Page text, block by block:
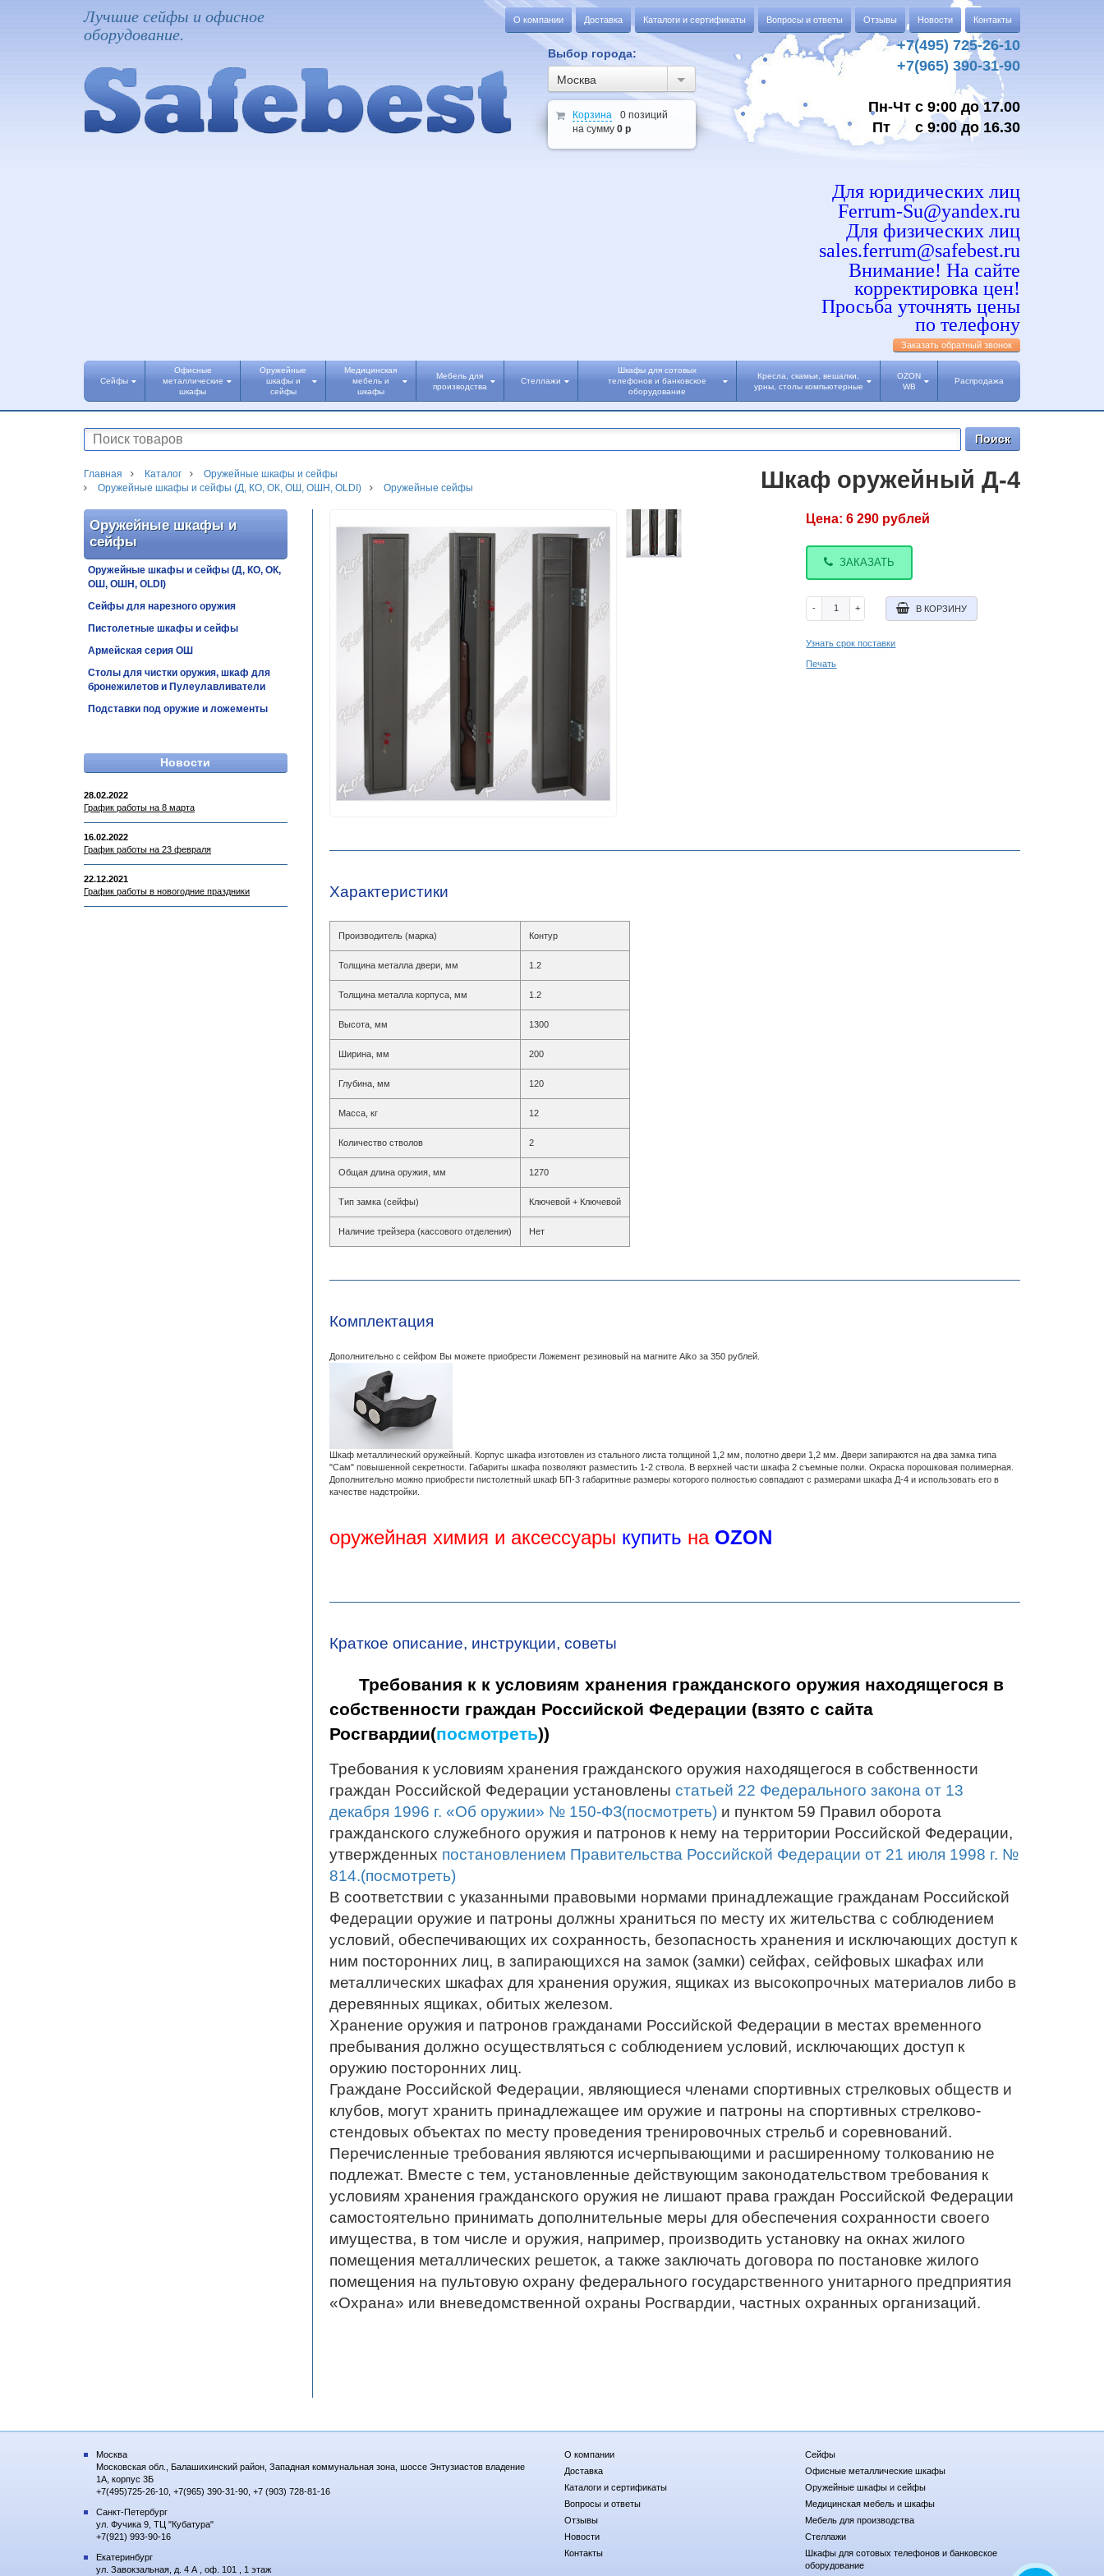
Лучшие сейфы и офисное
оборудование.
О компании Доставка Каталоги и сертификаты Вопросы и ответы Отзывы Новости Контакты
Выбор города:
Москва
Корзина
0 позиций
на сумму 0 р
+7(495) 725-26-10
+7(965) 390-31-90
Пн-Чт с 9:00 до 17.00
Пт с 9:00 до 16.30
Для юридических лиц
Ferrum-Su@yandex.ru
Для физических лиц
sales.ferrum@safebest.ru
Внимание! На сайте
корректировка цен!
Просьба уточнять цены
по телефону
Заказать обратный звонок
Сейфы
Офисные
металлические
шкафы
Оружейные
шкафы и
сейфы
Медицинская
мебель и
шкафы
Мебель для
производства
Стеллажи
Шкафы для сотовых
телефонов и банковское
оборудование
Кресла, скамьи, вешалки,
урны, столы компьютерные
OZON
WB
Распродажа
Главная Каталог
Оружейные шкафы и сейфы
Оружейные шкафы и сейфы (Д, КО, ОК, ОШ, ОШН, OLDI)
Оружейные сейфы Шкаф оружейный Д-4
Оружейные шкафы и
сейфы
Оружейные шкафы и сейфы (Д, КО, ОК,
ОШ, ОШН, OLDI)
Сейфы для нарезного оружия
Пистолетные шкафы и сейфы
Армейская серия ОШ
Столы для чистки оружия, шкаф для
бронежилетов и Пулеулавливатели
Подставки под оружие и ложементы
Новости
28.02.2022
График работы на 8 марта
16.02.2022
График работы на 23 февраля
22.12.2021
График работы в новогодние праздники
Цена:6 290 рублей
ЗАКАЗАТЬ
- + В КОРЗИНУ
Узнать срок поставки
Печать
Характеристики
Производитель (марка) Контур
Толщина металла двери, мм 1.2
Толщина металла корпуса, мм 1.2
Высота, мм 1300
Ширина, мм 200
Глубина, мм 120
Масса, кг 12
Количество стволов 2
Общая длина оружия, мм 1270
Тип замка (сейфы) Ключевой + Ключевой
Наличие трейзера (кассового отделения) Нет
Комплектация
Дополнительно с сейфом Вы можете приобрести Ложемент резиновый на магните Aiko за 350 рублей.
Шкаф металлический оружейный. Корпус шкафа изготовлен из стального листа толщиной 1,2 мм, полотно двери 1,2 мм. Двери запираются на два замка типа
"Сам" повышенной секретности. Габариты шкафа позволяют разместить 1-2 ствола. В верхней части шкафа 2 съемные полки. Окраска порошковая полимерная.
Дополнительно можно приобрести пистолетный шкаф БП-3 габаритные размеры которого полностью совпадают с размерами шкафа Д-4 и использовать его в
качестве надстройки.
оружейная химия и аксессуары купить на OZON
Краткое описание, инструкции, советы
Требования к к условиям хранения гражданского оружия находящегося в
собственности граждан Российской Федерации (взято с сайта
Росгвардии(посмотреть))
Требования к условиям хранения гражданского оружия находящегося в собственности
граждан Российской Федерации установлены статьей 22 Федерального закона от 13
декабря 1996 г. «Об оружии» № 150-ФЗ(посмотреть)и пунктом 59 Правил оборота
гражданского служебного оружия и патронов к нему на территории Российской Федерации,
утвержденных постановлением Правительства Российской Федерации от 21 июля 1998 г. №
814.(посмотреть)
В соответствии с указанными правовыми нормами принадлежащие гражданам Российской
Федерации оружие и патроны должны храниться по месту их жительства с соблюдением
условий, обеспечивающих их сохранность, безопасность хранения и исключающих доступ к
ним посторонних лиц, в запирающихся на замок (замки) сейфах, сейфовых шкафах или
металлических шкафах для хранения оружия, ящиках из высокопрочных материалов либо в
деревянных ящиках, обитых железом.
Хранение оружия и патронов гражданами Российской Федерации в местах временного
пребывания должно осуществляться с соблюдением условий, исключающих доступ к
оружию посторонних лиц.
Граждане Российской Федерации, являющиеся членами спортивных стрелковых обществ и
клубов, могут хранить принадлежащее им оружие и патроны на спортивных стрелково-
стендовых объектах по месту проведения тренировочных стрельб и соревнований.
Перечисленные требования являются исчерпывающими и расширенному толкованию не
подлежат. Вместе с тем, установленные действующим законодательством требования к
условиям хранения гражданского оружия не лишают права граждан Российской Федерации
самостоятельно принимать дополнительные меры для обеспечения сохранности своего
имущества, в том числе и оружия, например, производить установку на окнах жилого
помещения металлических решеток, а также заключать договора по постановке жилого
помещения на пультовую охрану федерального государственного унитарного предприятия
«Охрана» или вневедомственной охраны Росгвардии, частных охранных организаций.
Москва
Московская обл., Балашихинский район, Западная коммунальная зона, шоссе Энтузиастов владение
1А, корпус 3Б
+7(495)725-26-10, +7(965) 390-31-90, +7 (903) 728-81-16
Санкт-Петербург
ул. Фучика 9, ТЦ "Кубатура"
+7(921) 993-90-16
Екатеринбург
ул. Завокзальная, д. 4 А , оф. 101 , 1 этаж
О компании
Доставка
Каталоги и сертификаты
Вопросы и ответы
Отзывы
Новости
Контакты
Сейфы
Офисные металлические шкафы
Оружейные шкафы и сейфы
Медицинская мебель и шкафы
Мебель для производства
Стеллажи
Шкафы для сотовых телефонов и банковское
оборудование